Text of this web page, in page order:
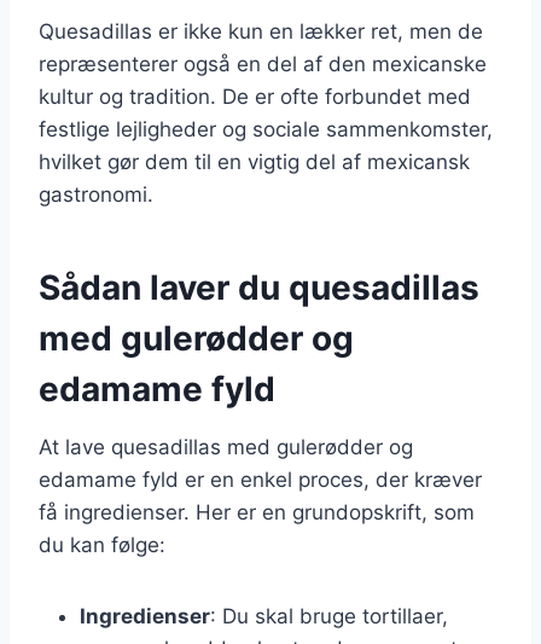
Quesadillas er ikke kun en lækker ret, men de
repræsenterer også en del af den mexicanske
kultur og tradition. De er ofte forbundet med
festlige lejligheder og sociale sammenkomster,
hvilket gør dem til en vigtig del af mexicansk
gastronomi.
Sådan laver du quesadillas
med gulerødder og
edamame fyld
At lave quesadillas med gulerødder og
edamame fyld er en enkel proces, der kræver
få ingredienser. Her er en grundopskrift, som
du kan følge:
Ingredienser: Du skal bruge tortillaer,